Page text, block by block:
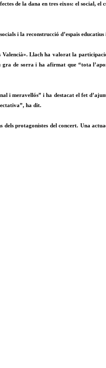
de la dana en tres eixos: el social,
i la reconstrucció d’espais
Llach ha valorat la
de sorra i ha afirmat que “tota
i meravellós” i ha destacat el fet
ha dit.
protagonistes del concert. Una